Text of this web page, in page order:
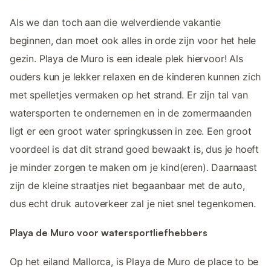
Als we dan toch aan die welverdiende vakantie
beginnen, dan moet ook alles in orde zijn voor het hele
gezin. Playa de Muro is een ideale plek hiervoor! Als
ouders kun je lekker relaxen en de kinderen kunnen zich
met spelletjes vermaken op het strand. Er zijn tal van
watersporten te ondernemen en in de zomermaanden
ligt er een groot water springkussen in zee. Een groot
voordeel is dat dit strand goed bewaakt is, dus je hoeft
je minder zorgen te maken om je kind(eren). Daarnaast
zijn de kleine straatjes niet begaanbaar met de auto,
dus echt druk autoverkeer zal je niet snel tegenkomen.
Playa de Muro voor watersportliefhebbers
Op het eiland Mallorca, is Playa de Muro de place to be